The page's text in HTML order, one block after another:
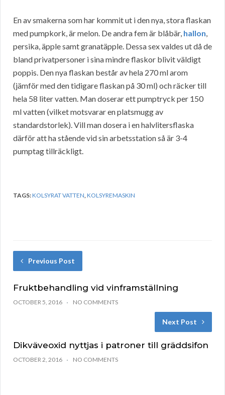
En av smakerna som har kommit ut i den nya, stora flaskan
med pumpkork, är melon. De andra fem är blåbär, hallon,
persika, äpple samt granatäpple. Dessa sex valdes ut då de
bland privatpersoner i sina mindre flaskor blivit väldigt
poppis. Den nya flaskan består av hela 270 ml arom
(jämför med den tidigare flaskan på 30 ml) och räcker till
hela 58 liter vatten. Man doserar ett pumptryck per 150
ml vatten (vilket motsvarar en platsmugg av
standardstorlek). Vill man dosera i en halvlitersflaska
därför att ha stående vid sin arbetsstation så är 3-4
pumptag tillräckligt.
TAGS:KOLSYRAT VATTEN,KOLSYREMASKIN
Previous Post
Fruktbehandling vid vinframställning
OCTOBER 5, 2016 NO COMMENTS
Next Post
Dikväveoxid nyttjas i patroner till gräddsifon
OCTOBER 2, 2016 NO COMMENTS